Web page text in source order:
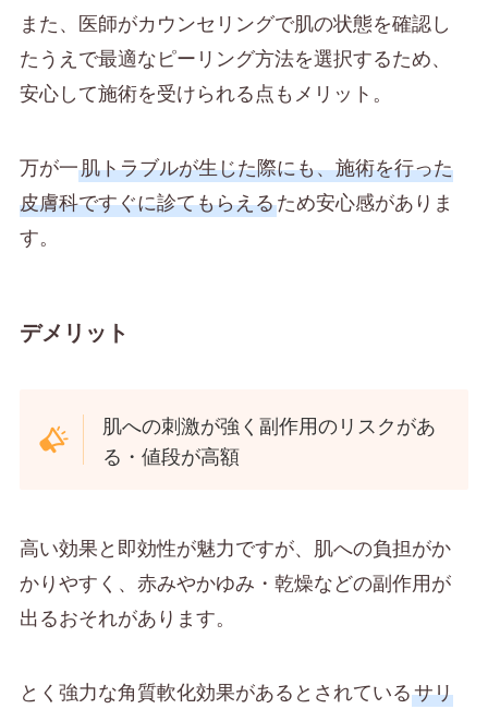
また、医師がカウンセリングで肌の状態を確認し
たうえで最適なピーリング方法を選択するため、
安心して施術を受けられる点もメリット。
万が一肌トラブルが生じた際にも、施術を行った
皮膚科ですぐに診てもらえるため安心感がありま
す。
デメリット
肌への刺激が強く副作用のリスクがあ
る・値段が高額
高い効果と即効性が魅力ですが、肌への負担がか
かりやすく、赤みやかゆみ・乾燥などの副作用が
出るおそれがあります。
とく強力な角質軟化効果があるとされているサリ